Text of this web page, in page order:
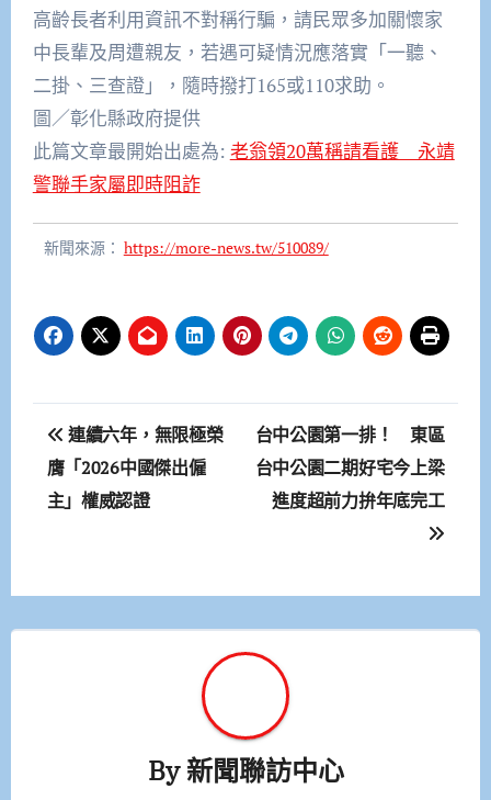
高齡長者利用資訊不對稱行騙，請民眾多加關懷家
中長輩及周遭親友，若遇可疑情況應落實「一聽、
二掛、三查證」，隨時撥打165或110求助。
圖／彰化縣政府提供
此篇文章最開始出處為: 老翁領20萬稱請看護 永靖
警聯手家屬即時阻詐
新聞來源： https://more-news.tw/510089/
文
章
導
連續六年，無限極榮
膺「2026中國傑出僱
主」權威認證
台中公園第一排！ 東區
台中公園二期好宅今上梁
進度超前力拚年底完工
By新聞聯訪中心